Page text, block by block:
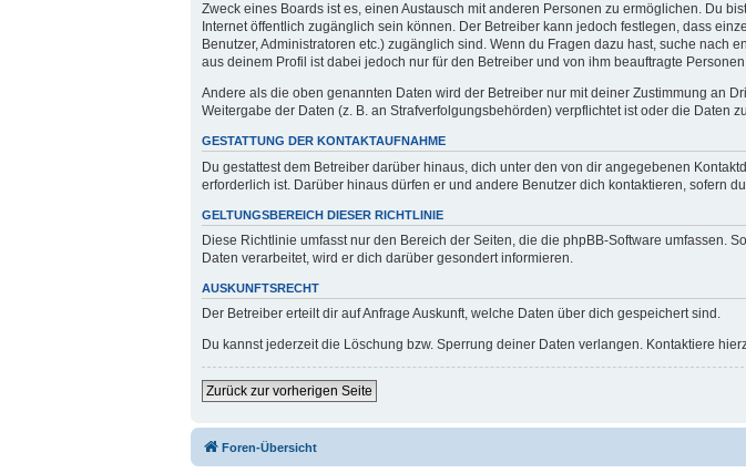
Zweck eines Boards ist es, einen Austausch mit anderen Personen zu ermöglichen. Du
Internet öffentlich zugänglich sein können. Der Betreiber kann jedoch festlegen, dass
Benutzer, Administratoren etc.) zugänglich sind. Wenn du Fragen dazu hast, suche
aus deinem Profil ist dabei jedoch nur für den Betreiber und von ihm beauftragte
Andere als die oben genannten Daten wird der Betreiber nur mit deiner Zustimmung an
Weitergabe der Daten (z. B. an Strafverfolgungsbehörden) verpflichtet ist oder die Daten
GESTATTUNG DER KONTAKTAUFNAHME
Du gestattest dem Betreiber darüber hinaus, dich unter den von dir angegebenen
erforderlich ist. Darüber hinaus dürfen er und andere Benutzer dich kontaktieren, sofern
GELTUNGSBEREICH DIESER RICHTLINIE
Diese Richtlinie umfasst nur den Bereich der Seiten, die die phpBB-Software umfassen.
Daten verarbeitet, wird er dich darüber gesondert informieren.
AUSKUNFTSRECHT
Der Betreiber erteilt dir auf Anfrage Auskunft, welche Daten über dich gespeichert sind.
Du kannst jederzeit die Löschung bzw. Sperrung deiner Daten verlangen. Kontaktiere
Zurück zur vorherigen Seite
Foren-Übersicht